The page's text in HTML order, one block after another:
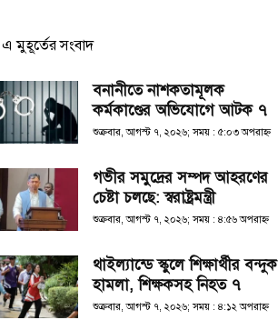
এ মুহূর্তের সংবাদ
বনানীতে নাশকতামূলক
কর্মকাণ্ডের অভিযোগে আটক ৭
শুক্রবার, আগস্ট ৭, ২০২৬; সময় : ৫:০৩ অপরাহ্ণ
গভীর সমুদ্রের সম্পদ আহরণের
চেষ্টা চলছে: স্বরাষ্ট্রমন্ত্রী
শুক্রবার, আগস্ট ৭, ২০২৬; সময় : ৪:৫৬ অপরাহ্ণ
থাইল্যান্ডে স্কুলে শিক্ষার্থীর বন্দুক
হামলা, শিক্ষকসহ নিহত ৭
শুক্রবার, আগস্ট ৭, ২০২৬; সময় : ৪:১২ অপরাহ্ণ